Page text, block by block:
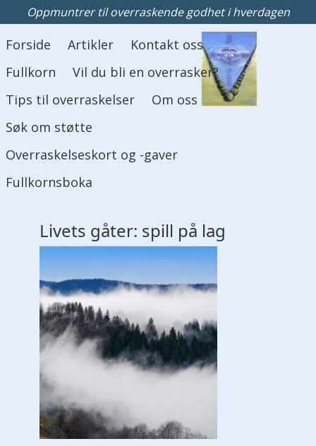
Oppmuntrer til overraskende godhet i hverdagen
Hovedmeny
Forside Artikler
Kontakt oss
Fullkorn
Vil du bli en overrasker?
Tips til overraskelser
Om oss
Søk om støtte
Overraskelseskort og -gaver
Fullkornsboka
Livets gåter: spill på lag